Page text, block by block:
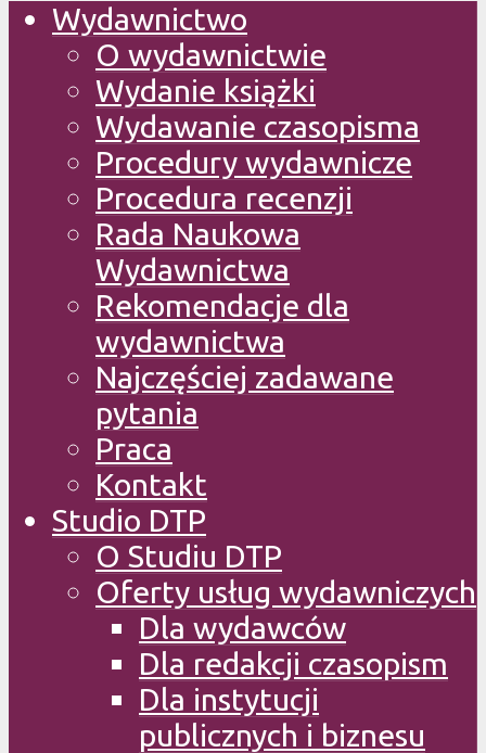
Wydawnictwo
O wydawnictwie
Wydanie książki
Wydawanie czasopisma
Procedury wydawnicze
Procedura recenzji
Rada Naukowa
Wydawnictwa
Rekomendacje dla
wydawnictwa
Najczęściej zadawane
pytania
Praca
Kontakt
Studio DTP
O Studiu DTP
Oferty usług wydawniczych
Dla wydawców
Dla redakcji czasopism
Dla instytucji
publicznych i biznesu